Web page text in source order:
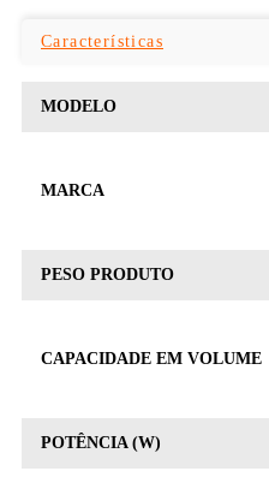
Características
MODELO
MARCA
PESO PRODUTO
CAPACIDADE EM VOLUME
POTÊNCIA (W)